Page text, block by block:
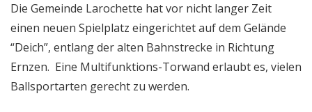
Die Gemeinde Larochette hat vor nicht langer Zeit
einen neuen Spielplatz eingerichtet auf dem Gelände
“Deich”, entlang der alten Bahnstrecke in Richtung
Ernzen. Eine Multifunktions-Torwand erlaubt es, vielen
Ballsportarten gerecht zu werden.